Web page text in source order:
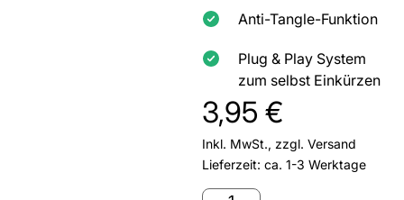
Anti-Tangle-Funktion
Plug & Play System
zum selbst Einkürzen
3,95 €
Inkl. MwSt., zzgl. Versand
Lieferzeit: ca. 1-3 Werktage